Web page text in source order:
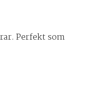
Perfekt som